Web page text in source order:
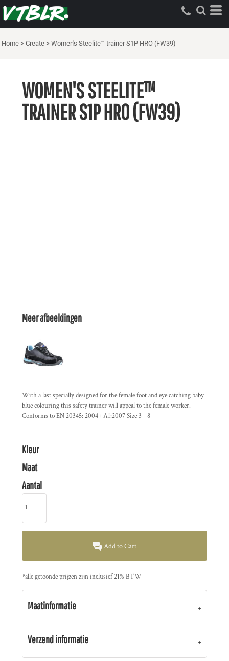
Home > Create > Women's Steelite™ trainer S1P HRO (FW39)
WOMEN'S STEELITE™
TRAINER S1P HRO (FW39)
Meer afbeeldingen
With a last specially designed for the female foot and eye catching baby
blue colouring this safety trainer will appeal to the female worker.
Conforms to EN 20345: 2004+ A1:2007 Size 3 - 8
Kleur
Maat
Aantal
Add to Cart
*alle getoonde prijzen zijn inclusief 21% BTW
Maatinformatie
Verzend informatie